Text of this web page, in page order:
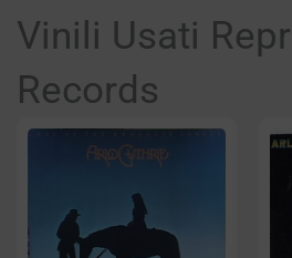
Vinili Usati
Records
Pagina